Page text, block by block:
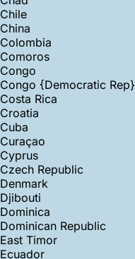
Chile
China
Colombia
Comoros
Congo
Congo {Democratic Rep}
Costa Rica
Croatia
Cuba
Curaçao
Cyprus
Czech Republic
Denmark
Djibouti
Dominica
Dominican Republic
East Timor
Ecuador